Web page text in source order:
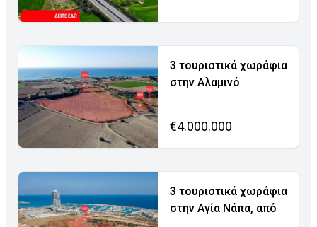
3 τουριστικά χωράφια
στην Αλαμινό
€4.000.000
3 τουριστικά χωράφια
στην Αγία Νάπα, από